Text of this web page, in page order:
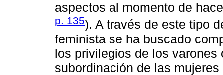
aspectos al momento de
p. 135). A través de este tipo
feminista se ha buscado
los privilegios de los varones
subordinación de las